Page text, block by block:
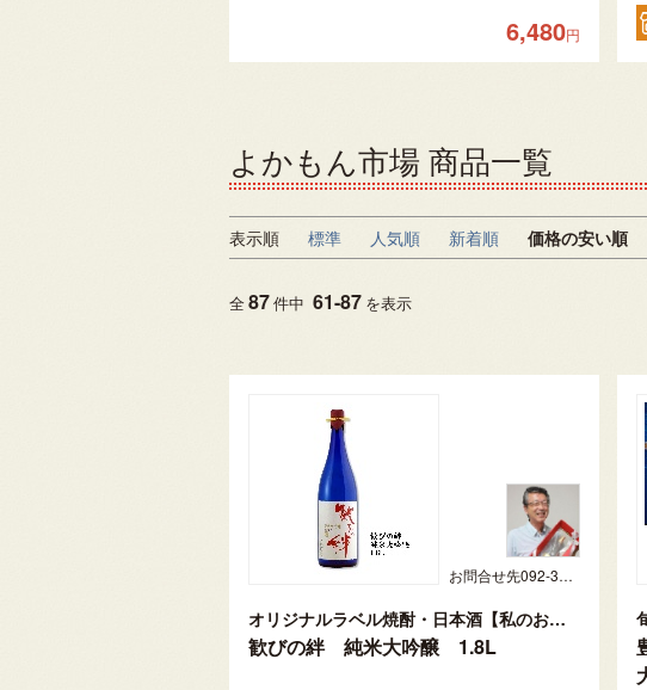
6,480円
よかもん市場 商品一覧
表示順 標準 人気順 新着順 価格の安い順
全87件中 61-87 を表示
お問合せ先092-321-1597
オリジナルラベル焼酎・日本酒【私のお酒】
歓びの絆 純米大吟醸 1.8L